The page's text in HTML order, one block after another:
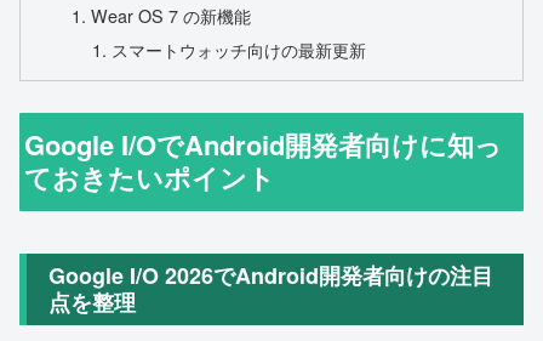
Wear OS 7 の新機能
スマートウォッチ向けの最新更新
Google I/OでAndroid開発者向けに知っ
ておきたいポイント
Google I/O 2026でAndroid開発者向けの注目
点を整理